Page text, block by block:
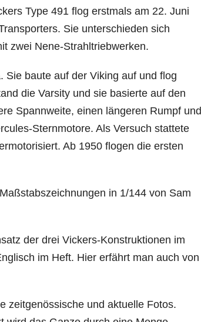
Type 491 flog erstmals am 22. Juni
Sie unterschieden sich
zwei Nene-Strahltriebwerken.
Sie baute auf der Viking auf und flog
die Varsity und sie basierte auf den
Spannweite, einen längeren Rumpf und
Sternmotore. Als Versuch stattete
Ab 1950 flogen die ersten
in 1/144 von Sam
der drei Vickers-Konstruktionen im
im Heft. Hier erfährt man auch von
zeitgenössische und aktuelle Fotos.